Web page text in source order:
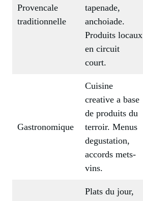
Provencale
traditionnelle
tapenade,
anchoiade.
Produits locaux
en circuit
court.
Gastronomique
Cuisine
creative a base
de produits du
terroir. Menus
degustation,
accords mets-
vins.
Plats du jour,